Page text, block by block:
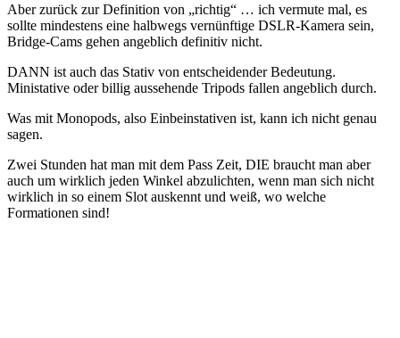
Aber zurück zur Definition von „richtig“ … ich vermute mal, es
sollte mindestens eine halbwegs vernünftige DSLR-Kamera sein,
Bridge-Cams gehen angeblich definitiv nicht.
DANN ist auch das Stativ von entscheidender Bedeutung.
Ministative oder billig aussehende Tripods fallen angeblich durch.
Was mit Monopods, also Einbeinstativen ist, kann ich nicht genau
sagen.
Zwei Stunden hat man mit dem Pass Zeit, DIE braucht man aber
auch um wirklich jeden Winkel abzulichten, wenn man sich nicht
wirklich in so einem Slot auskennt und weiß, wo welche
Formationen sind!